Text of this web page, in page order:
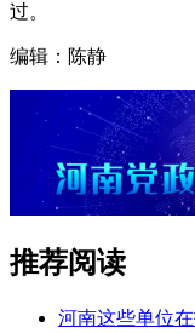
过。
编辑：陈静
推荐阅读
河南这些单位在